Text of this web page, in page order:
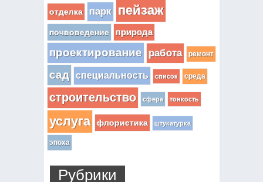
отделка парк пейзаж
почвоведение природа
проектирование работа ремонт
сад специальность список среда
строительство сфера тонкость
услуга флористика штукатурка
эпоха
Рубрики